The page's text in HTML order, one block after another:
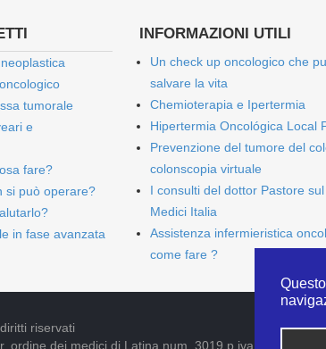
tumorale
e
fare?
si può operare?
in fase avanzata
INFORMAZIONI UTILI
Un check up oncologico che
salvare la vita
Chemioterapia e Ipertermia
Hipertermia Oncológica Local
Prevenzione del tumore del
colonscopia virtuale
I consulti del dottor Pastore
Medici Italia
Assistenza infermieristica
come fare ?
riservati
dei medici di Latina num. 3019 p.iva